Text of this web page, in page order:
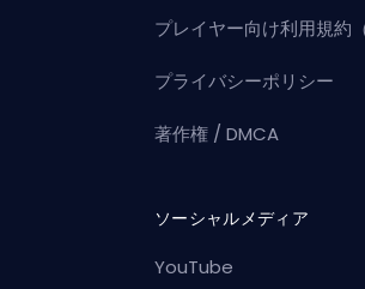
プレイヤー向け利用規約
プライバシーポリシー
著作権 / DMCA
ソーシャルメディア
YouTube